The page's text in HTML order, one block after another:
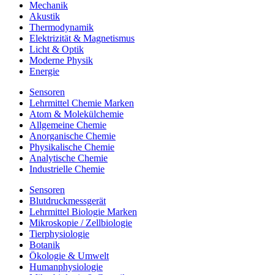
Mechanik
Akustik
Thermodynamik
Elektrizität & Magnetismus
Licht & Optik
Moderne Physik
Energie
Sensoren
Lehrmittel Chemie Marken
Atom & Molekülchemie
Allgemeine Chemie
Anorganische Chemie
Physikalische Chemie
Analytische Chemie
Industrielle Chemie
Sensoren
Blutdruckmessgerät
Lehrmittel Biologie Marken
Mikroskopie / Zellbiologie
Tierphysiologie
Botanik
Ökologie & Umwelt
Humanphysiologie